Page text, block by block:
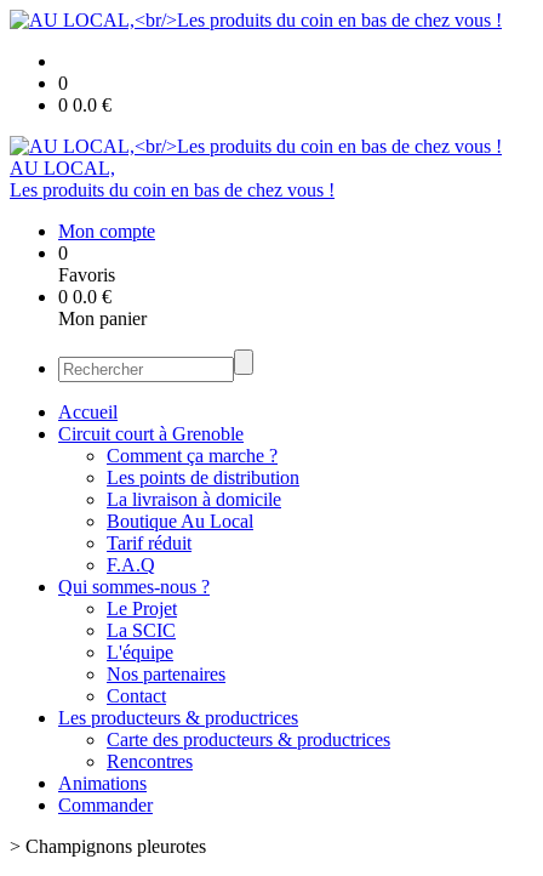
0
0 0.0 €
AU LOCAL,
Les produits du coin en bas de chez vous !
Mon compte
0
Favoris
0 0.0 €
Mon panier
Accueil
Circuit court à Grenoble
Comment ça marche ?
Les points de distribution
La livraison à domicile
Boutique Au Local
Tarif réduit
F.A.Q
Qui sommes-nous ?
Le Projet
La SCIC
L'équipe
Nos partenaires
Contact
Les producteurs & productrices
Carte des producteurs & productrices
Rencontres
Animations
Commander
> Champignons pleurotes